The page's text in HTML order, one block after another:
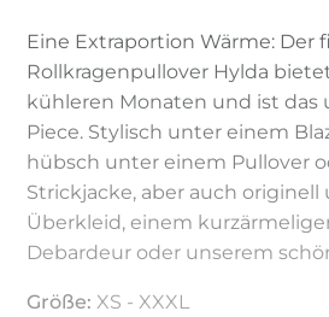
Eine Extraportion Wärme: Der
Rollkragenpullover Hylda
kühleren Monaten und ist das
Piece. Stylisch unter einem
hübsch unter einem Pullover
Strickjacke, aber auch
Überkleid, einem
Debardeur oder unserem
Größe: XS - XXXL